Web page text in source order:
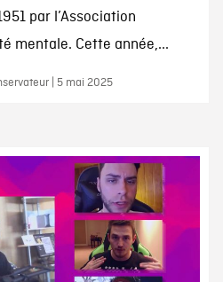
par l’Association
mentale. Cette année,...
| 5 mai 2025